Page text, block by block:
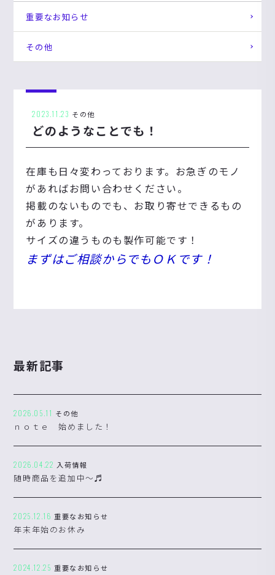
重要なお知らせ
その他
2023.11.23 その他
どのようなことでも！
在庫も日々変わっております。お急ぎのモノ
があればお問い合わせください。
掲載のないものでも、お取り寄せできるもの
があります。
サイズの違うものも製作可能です！
まずはご相談からでもＯＫです！
最新記事
2026.05.11 その他
ｎｏｔｅ 始めました！
2026.04.22 入荷情報
随時商品を追加中～♬
2025.12.16 重要なお知らせ
年末年始のお休み
2024.12.25 重要なお知らせ